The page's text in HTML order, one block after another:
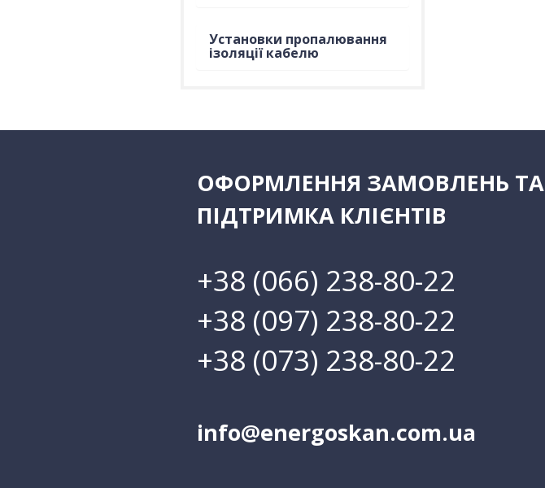
Установки пропалювання
ізоляції кабелю
ОФОРМЛЕННЯ ЗАМОВЛЕНЬ ТА
ПІДТРИМКА КЛІЄНТІВ
+38 (066) 238-80-22
+38 (097) 238-80-22
+38 (073) 238-80-22
info@energoskan.com.ua